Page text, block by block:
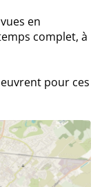
en
complet, à
pour ces